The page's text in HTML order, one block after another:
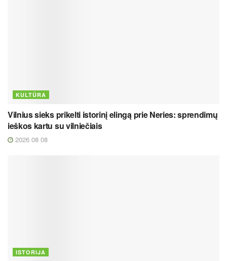
KULTŪRA
Vilnius sieks prikelti istorinį elingą prie Neries: sprendimų
ieškos kartu su vilniečiais
2026 08 08
ISTORIJA